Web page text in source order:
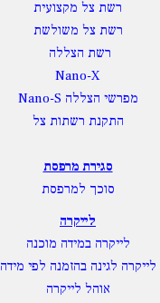
רשת צל מקצועית
רשת צל משולשת
רשת הצללה
Nano-X
מפרשי הצללה Nano-S
התקנת רשתות צל
סגירת מרפסת
סוכך למרפסת
לייקרה
לייקרה במידה מוכנה
לייקרה לגינה בהזמנה לפי מידה
אוהל לייקרה